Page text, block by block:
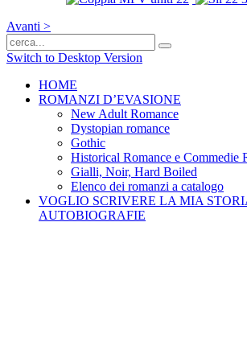
Avanti >
Switch to Desktop Version
HOME
ROMANZI D’EVASIONE
New Adult Romance
Dystopian romance
Gothic
Historical Romance e Commedie
Gialli, Noir, Hard Boiled
Elenco dei romanzi a catalogo
VOGLIO SCRIVERE LA MIA
AUTOBIOGRAFIE